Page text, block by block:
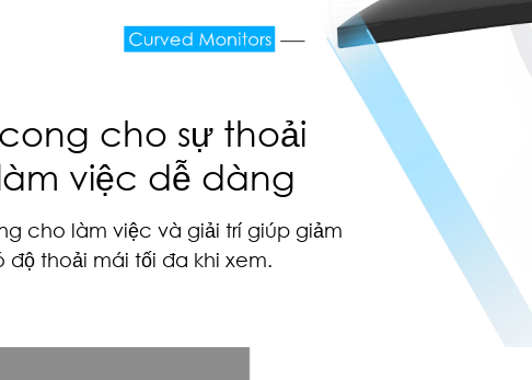
cho sự thoải
việc dễ dàng
cho làm việc và giải trí giúp giảm
độ thoải mái tối đa khi xem.